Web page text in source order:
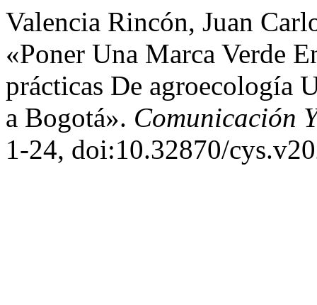
Valencia Rincón, Juan
«Poner Una Marca Verde
prácticas De agroecología
a Bogotá». Comunicación
1-24, doi:10.32870/